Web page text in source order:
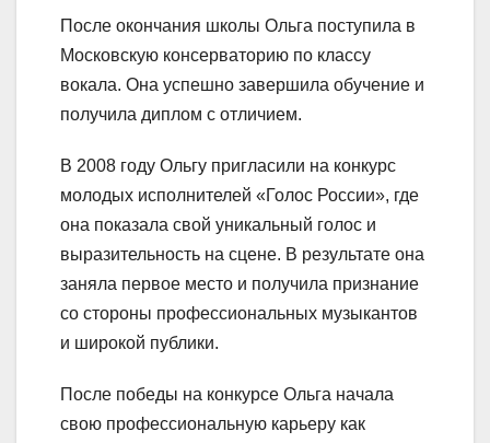
После окончания школы Ольга поступила в
Московскую консерваторию по классу
вокала. Она успешно завершила обучение и
получила диплом с отличием.
В 2008 году Ольгу пригласили на конкурс
молодых исполнителей «Голос России», где
она показала свой уникальный голос и
выразительность на сцене. В результате она
заняла первое место и получила признание
со стороны профессиональных музыкантов
и широкой публики.
После победы на конкурсе Ольга начала
свою профессиональную карьеру как